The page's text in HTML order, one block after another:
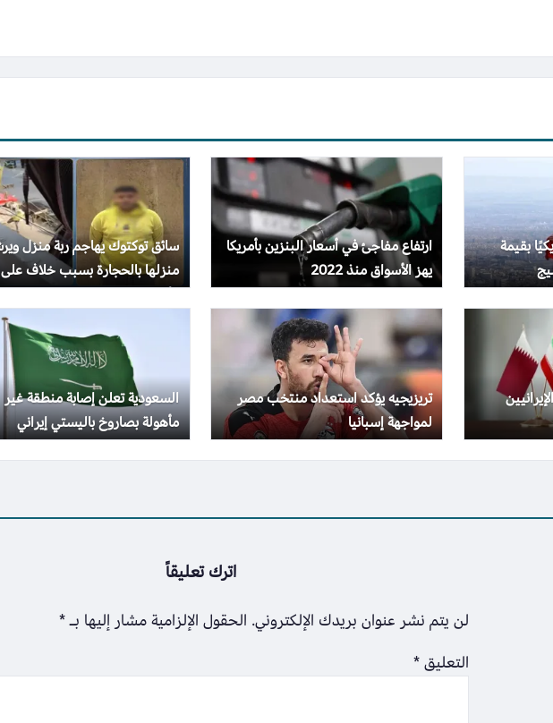
بقيمة
ارتفاع مفاجئ في أسعار البنزين بأمريكا
يهز الأسواق منذ 2022
سائق توكتوك يهاجم ربة منزل
منزلها بالحجارة بسبب خلاف على
الأجرة
تريزيجيه يؤكد استعداد منتخب مصر
لمواجهة إسبانيا
السعودية تعلن إصابة منطقة غير
مأهولة بصاروخ باليستي إيراني
اترك تعليقاً
لن يتم نشر عنوان بريدك الإلكتروني. الحقول الإلزامية مشار إليها بـ*
التعليق*